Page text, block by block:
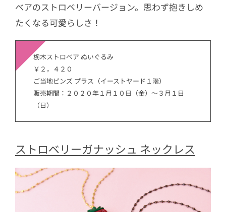
ベアのストロベリーバージョン。思わず抱きしめ
たくなる可愛らしさ！
栃木ストロベア ぬいぐるみ
￥２，４２０
ご当地ピンズ プラス（イーストヤード１階）
販売期間：２０２０年１月１０日（金）～３月１日
（日）
ストロベリーガナッシュ ネックレス